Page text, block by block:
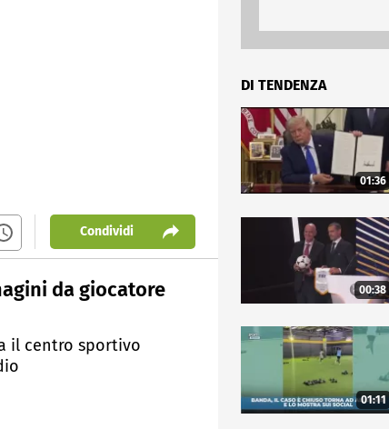
Condividi
da giocatore
il centro sportivo
DI TENDENZA
01:36
00:38
01:11